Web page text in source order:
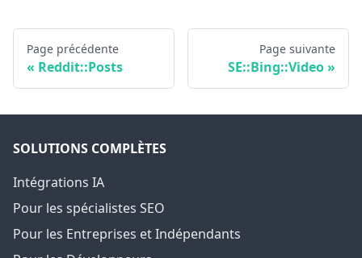
Page précédente
Reddit::Posts
Page suivante
SE::Bing::Video
SOLUTIONS COMPLÈTES
Intégrations IA
Pour les spécialistes SEO
Pour les Entreprises et Indépendants